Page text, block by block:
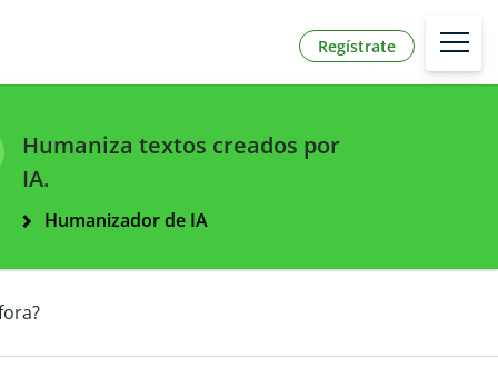
Regístrate
Humaniza textos creados por
IA.
Humanizador de IA